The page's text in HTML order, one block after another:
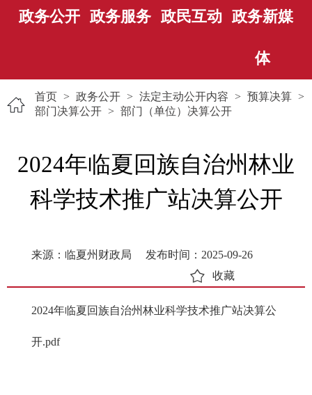
政务公开 政务服务 政民互动 政务新媒
体
首页 > 政务公开 > 法定主动公开内容 > 预算决算 >
部门决算公开 > 部门（单位）决算公开
2024年临夏回族自治州林业
科学技术推广站决算公开
来源：临夏州财政局
发布时间：2025-09-26
收藏
2024年临夏回族自治州林业科学技术推广站决算公
开.pdf